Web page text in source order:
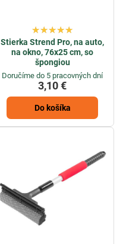
Stierka Strend Pro, na auto,
na okno, 76x25 cm, so
špongiou
Doručíme do 5 pracovných dní
3,10 €
Do košíka